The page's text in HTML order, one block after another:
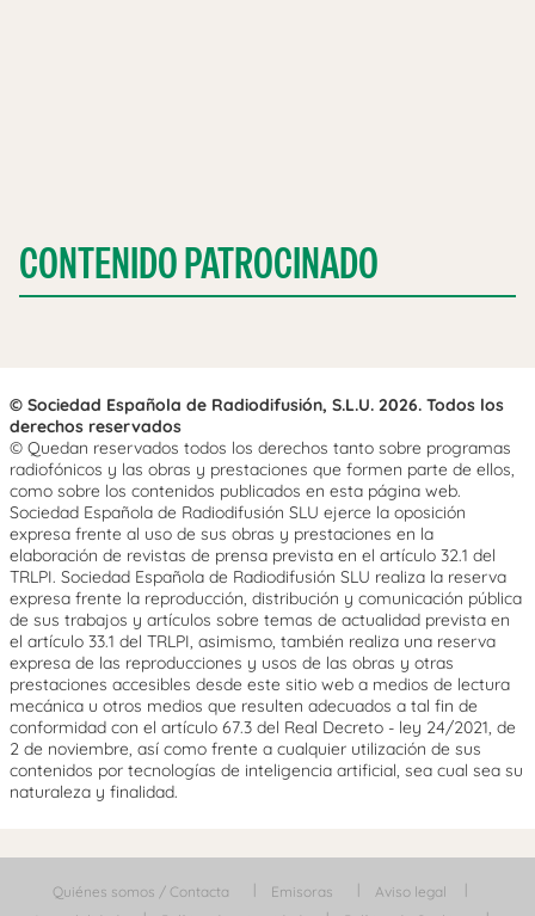
CONTENIDO PATROCINADO
© Sociedad Española de Radiodifusión, S.L.U. 2026. Todos los
derechos reservados
© Quedan reservados todos los derechos tanto sobre programas
radiofónicos y las obras y prestaciones que formen parte de ellos,
como sobre los contenidos publicados en esta página web.
Sociedad Española de Radiodifusión SLU ejerce la oposición
expresa frente al uso de sus obras y prestaciones en la
elaboración de revistas de prensa prevista en el artículo 32.1 del
TRLPI. Sociedad Española de Radiodifusión SLU realiza la reserva
expresa frente la reproducción, distribución y comunicación pública
de sus trabajos y artículos sobre temas de actualidad prevista en
el artículo 33.1 del TRLPI, asimismo, también realiza una reserva
expresa de las reproducciones y usos de las obras y otras
prestaciones accesibles desde este sitio web a medios de lectura
mecánica u otros medios que resulten adecuados a tal fin de
conformidad con el artículo 67.3 del Real Decreto - ley 24/2021, de
2 de noviembre, así como frente a cualquier utilización de sus
contenidos por tecnologías de inteligencia artificial, sea cual sea su
naturaleza y finalidad.
Quiénes somos / Contacta Emisoras
Aviso legal